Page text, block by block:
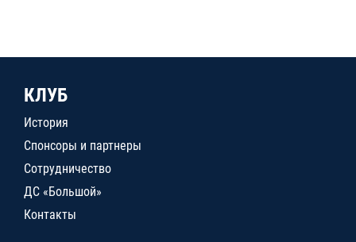
КЛУБ
История
Спонсоры и партнеры
Сотрудничество
ДС «Большой»
Контакты